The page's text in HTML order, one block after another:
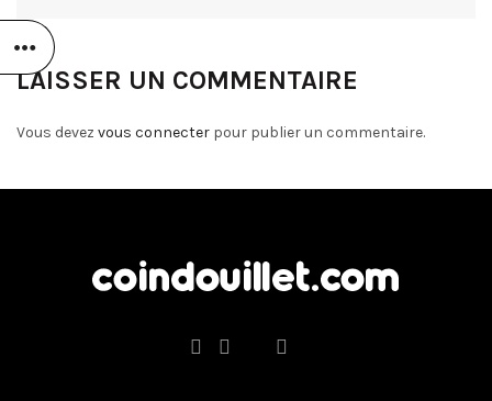
LAISSER UN COMMENTAIRE
Vous devez vous connecter pour publier un commentaire.